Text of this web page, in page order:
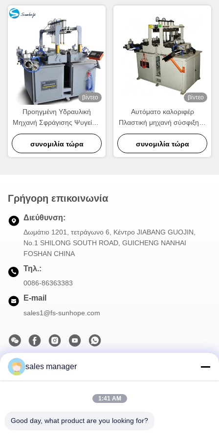
βίντεο
Προηγμένη Υδραυλική
Μηχανή Σφράγισης Ψυγείων
220V για Πλαστικές
Δεξαμενές Αυτοκινήτων
συνομιλία τώρα
βίντεο
Αυτόματο καλοριφέρ
Πλαστική μηχανή σύσφιξης |
220V Στεγανωτήρα
Καλοριφέρ υψηλής
ταχύτητας
συνομιλία τώρα
Γρήγορη επικοινωνία
Διεύθυνση:
Δωμάτιο 1201, τετράγωνο 6, Κέντρο JIABANG GUOJIN,
Νο.1 SHILONG SOUTH ROAD, GUICHENG NANHAI
FOSHAN CHINA
Τηλ.:
0086-86363383
E-mail
sales1@fs-sunhope.com
Το Δελτίο Ενημέρωσης
sales manager
1:41 AM
Good day, what product are you looking for?